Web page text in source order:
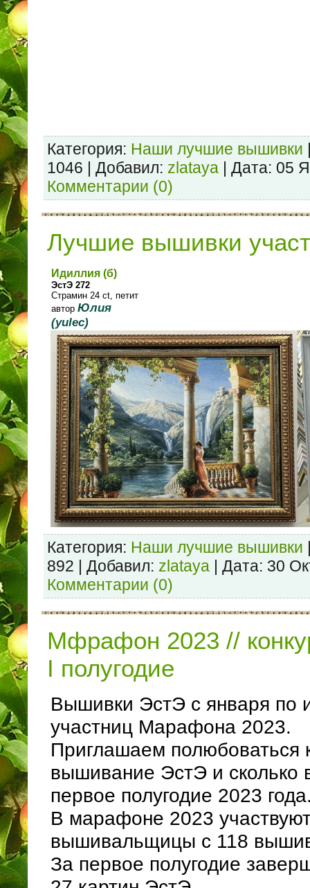
Категория: Наши лучшие вышивки
1046 | Добавил: zlataya | Дата: 05
Комментарии (0)
Лучшие вышивки
Идиллия (б)
ЭстЭ 272
Страмин 24 ct, петит
автор Юлия
(yulec)
Категория: Наши лучшие вышивки
892 | Добавил: zlataya | Дата: 30
Комментарии (0)
Мфрафон 2023 //
I полугодие
Вышивки ЭстЭ с января по
участниц Марафона 2023.
Приглашаем полюбоваться
вышивание ЭстЭ и сколько
первое полугодие 2023
В марафоне 2023
вышивальщицы с 118
За первое полугодие